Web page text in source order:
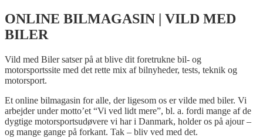
ONLINE BILMAGASIN | VILD MED
BILER
Vild med Biler satser på at blive dit foretrukne bil- og
motorsportssite med det rette mix af bilnyheder, tests, teknik og
motorsport.
Et online bilmagasin for alle, der ligesom os er vilde med biler. Vi
arbejder under motto’et “Vi ved lidt mere”, bl. a. fordi mange af de
dygtige motorsportsudøvere vi har i Danmark, holder os på ajour –
og mange gange på forkant. Tak – bliv ved med det.